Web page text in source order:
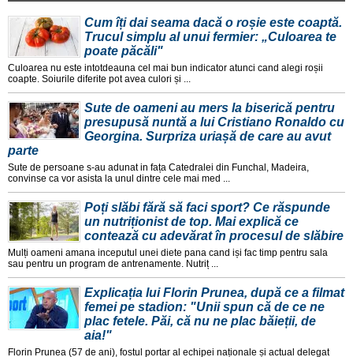
Cum îți dai seama dacă o roșie este coaptă.
Trucul simplu al unui fermier: „Culoarea te
poate păcăli"
Culoarea nu este intotdeauna cel mai bun indicator atunci cand alegi roșii
coapte. Soiurile diferite pot avea culori și ...
Sute de oameni au mers la biserică pentru
presupusă nuntă a lui Cristiano Ronaldo cu
Georgina. Surpriza uriașă de care au avut
parte
Sute de persoane s-au adunat in fața Catedralei din Funchal, Madeira,
convinse ca vor asista la unul dintre cele mai med ...
Poți slăbi fără să faci sport? Ce răspunde
un nutriționist de top. Mai explică ce
contează cu adevărat în procesul de slăbire
Mulți oameni amana inceputul unei diete pana cand iși fac timp pentru sala
sau pentru un program de antrenamente. Nutriț ...
Explicația lui Florin Prunea, după ce a filmat
femei pe stadion: "Unii spun că de ce ne
plac fetele. Păi, că nu ne plac băieții, de
aia!"
Florin Prunea (57 de ani), fostul portar al echipei naționale și actual delegat